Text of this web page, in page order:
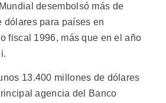
desembolsó más de
dólares para países en
fiscal 1996, más que en el año
13.400 millones de dólares
agencia del Banco